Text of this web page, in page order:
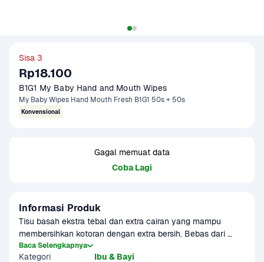
Sisa 3
Rp18.100
B1G1 My Baby Hand and Mouth Wipes
My Baby Wipes Hand Mouth Fresh B1G1 50s + 50s
Konvensional
Gagal memuat data
Coba Lagi
Informasi Produk
Tisu basah ekstra tebal dan extra cairan yang mampu
membersihkan kotoran dengan extra bersih. Bebas dari
alcohol dan telah teruji klinis tidak menyebabkan iritasi.
Dapat digunakan untuk membersihkan secara maksimal
Baca Selengkapnya
Kategori Ibu & Bayi